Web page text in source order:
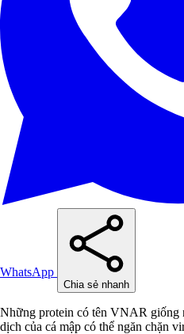
WhatsApp
Chia sẻ nhanh
Những protein có tên VNAR giống
dịch của cá mập có thể ngăn chặn